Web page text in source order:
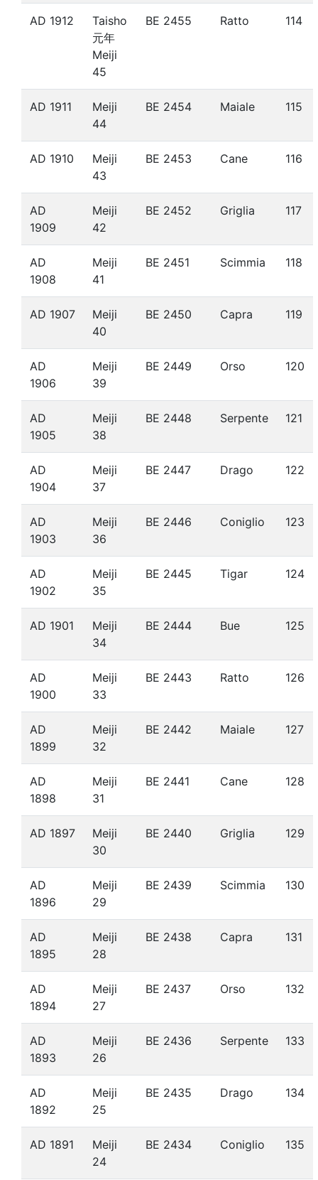
AD 1912
Taisho
元年
Meiji
45
BE 2455 Ratto 114
AD 1911
Meiji
44
BE 2454 Maiale 115
AD 1910
Meiji
43
BE 2453 Cane 116
AD
1909
Meiji
42
BE 2452 Griglia 117
AD
1908
Meiji
41
BE 2451 Scimmia 118
AD 1907
Meiji
40
BE 2450 Capra 119
AD
1906
Meiji
39
BE 2449 Orso 120
AD
1905
Meiji
38
BE 2448 Serpente 121
AD
1904
Meiji
37
BE 2447 Drago 122
AD
1903
Meiji
36
BE 2446 Coniglio 123
AD
1902
Meiji
35
BE 2445 Tigar 124
AD 1901
Meiji
34
BE 2444 Bue 125
AD
1900
Meiji
33
BE 2443 Ratto 126
AD
1899
Meiji
32
BE 2442 Maiale 127
AD
1898
Meiji
31
BE 2441 Cane 128
AD 1897
Meiji
30
BE 2440 Griglia 129
AD
1896
Meiji
29
BE 2439 Scimmia 130
AD
1895
Meiji
28
BE 2438 Capra 131
AD
1894
Meiji
27
BE 2437 Orso 132
AD
1893
Meiji
26
BE 2436 Serpente 133
AD
1892
Meiji
25
BE 2435 Drago 134
AD 1891
Meiji
24
BE 2434 Coniglio 135